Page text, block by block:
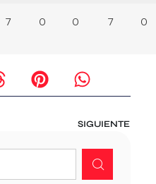
7 0 0 7 0
SIGUIENTE